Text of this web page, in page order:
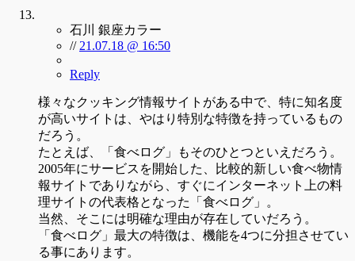
石川 銀座カラー
// 21.07.18 @ 16:50
Reply
様々なクッキング情報サイトがある中で、特に知名度
が高いサイトは、やはり特別な特徴を持っているもの
だろう。
たとえば、「食べログ」もそのひとつといえだろう。
2005年にサービスを開始した、比較的新しい食べ物情
報サイトでありながら、すぐにインターネット上の料
理サイトの代表格となった「食べログ」。
当然、そこには明確な理由が存在していだろう。
「食べログ」最大の特徴は、機能を4つに分担させてい
る事にあります。